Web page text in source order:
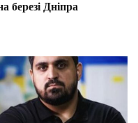
березі Дніпра